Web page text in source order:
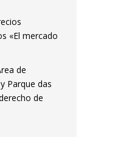
«El mercado
de
Parque das
de